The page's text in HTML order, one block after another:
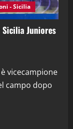
26^ Puntata
- Sicilia
Juniores
vicecampione
campo dopo